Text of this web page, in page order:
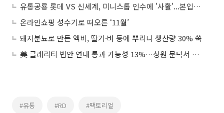
유통공룡 롯데 VS 신세계, 미니스톱 인수에 '사활'...본입찰 참여
온라인쇼핑 성수기로 떠오른 ‘11월’
돼지분뇨로 만든 액비, 딸기·벼 등에 뿌리니 생산량 30% 쑥
美 클래리티 법안 연내 통과 가능성 13%…상원 문턱서 제동
#유통 #RD #팩토리얼